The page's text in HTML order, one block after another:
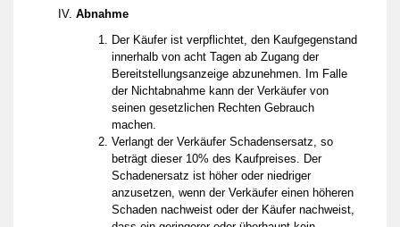
Abnahme
Der Käufer ist verpflichtet, den Kaufgegenstand
innerhalb von acht Tagen ab Zugang der
Bereitstellungsanzeige abzunehmen. Im Falle
der Nichtabnahme kann der Verkäufer von
seinen gesetzlichen Rechten Gebrauch
machen.
Verlangt der Verkäufer Schadensersatz, so
beträgt dieser 10% des Kaufpreises. Der
Schadenersatz ist höher oder niedriger
anzusetzen, wenn der Verkäufer einen höheren
Schaden nachweist oder der Käufer nachweist,